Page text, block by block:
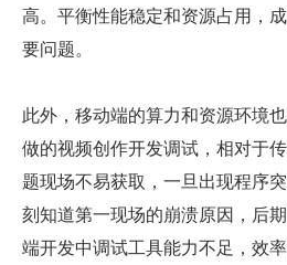
高。平衡性能稳定和资源占用，
要问题。
此外，移动端的算力和资源环境
做的视频创作开发调试，相对于
题现场不易获取，一旦出现程序
刻知道第一现场的崩溃原因，后
端开发中调试工具能力不足，效